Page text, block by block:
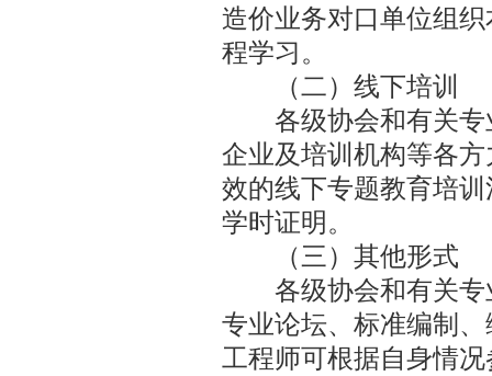
造价业务对口单位组
程学习。
（二）线下培训
各级协会和有关专
企业及培训机构等各
效的线下专题教育培
学时证明。
（三）其他形式
各级协会和有关专
专业论坛、标准编制
工程师可根据自身情